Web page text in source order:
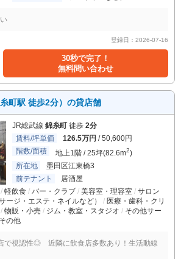
登録日：2026-07-16
30秒で完了！
無料問い合わせ
町駅 徒歩2分）の貸店舗
JR総武線 錦糸町 徒歩 2分
賃料/坪単価
126.5万円 / 50,600円
階数/面積
地上1階 / 25坪(82.6m2)
所在地
墨田区江東橋3
前テナント
居酒屋
軽飲食 バー・クラブ 美容室・理容室
サロン
ージ・エステ・ネイルなど）
医療・歯科・クリ
物販・小売 ジム・教室・スタジオ
その他サー
の他
で視認性◎ 近隣に飲食店多数あり！生活動線